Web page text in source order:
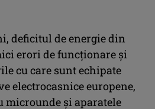
deficitul de energie din
erori de funcţionare şi
cu care sunt echipate
electrocasnice europene,
microunde şi aparatele